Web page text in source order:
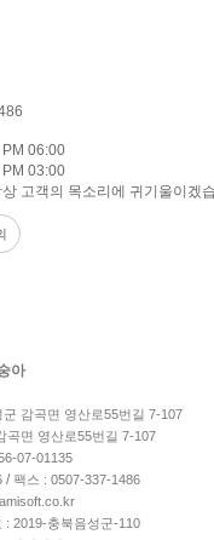
06:00
03:00
고객의 목소리에 귀기울이겠
아
감곡면 영산로55번길 7-107
곡면 영산로55번길 7-107
07-01135
/팩스 : 0507-337-1486
: 2019-충북음성군-110